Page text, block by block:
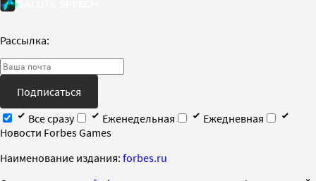
Рассылка:
Подписаться
Все сразу
Еженедельная
Ежедневная
Новости Forbes Games
Наименование издания: forbes.ru